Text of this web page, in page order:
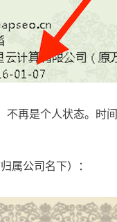
再是个人状态。
属公司名下）：